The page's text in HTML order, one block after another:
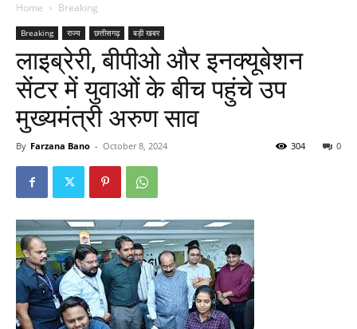
Home Breaking
Breaking राज्य छत्तीसगढ़ बड़ी खबर
लाइब्रेरी, बीपीओ और इनक्यूबेशन
सेंटर में युवाओं के बीच पहुंचे उप
मुख्यमंत्री अरुण साव
By Farzana Bano - October 8, 2024 0
304